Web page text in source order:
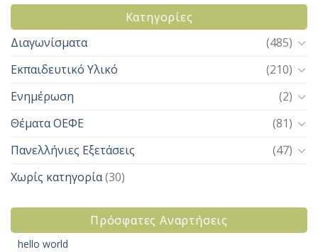
Kατηγορίες
Διαγωνίσματα
(485)
Εκπαιδευτικό Υλικό
(210)
Ενημέρωση
(2)
Θέματα ΟΕΦΕ
(81)
Πανελλήνιες Εξετάσεις
(47)
Χωρίς κατηγορία(30)
Πρόσφατες Αναρτήσεις
hello world